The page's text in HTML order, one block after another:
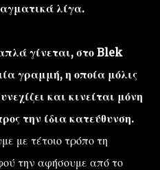
λίγα.
γίνεται, στο Blek
γραμμή, η οποία μόλις
και κινείται μόνη
την ίδια κατεύθυνση.
με τέτοιο τρόπο τη
την αφήσουμε από το